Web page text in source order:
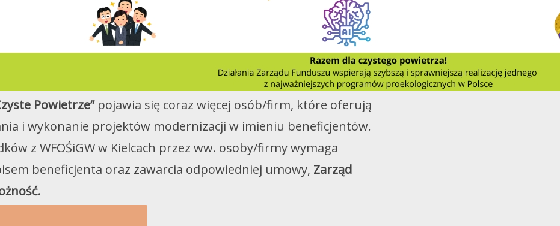
Powietrze”pojawia się coraz więcej osób/firm, które oferują
i wykonanie projektów modernizacji w imieniu beneficjentów.
z WFOŚiGW w Kielcach przez ww. osoby/firmy wymaga
beneficjenta oraz zawarcia odpowiedniej umowy, Zarząd